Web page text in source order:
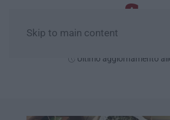
Skip to main content
Ultimo aggiornamento